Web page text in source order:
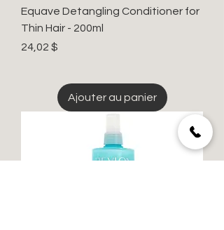
Equave Detangling Conditioner for
Thin Hair - 200ml
Prix
24,02 $
Ajouter au panier